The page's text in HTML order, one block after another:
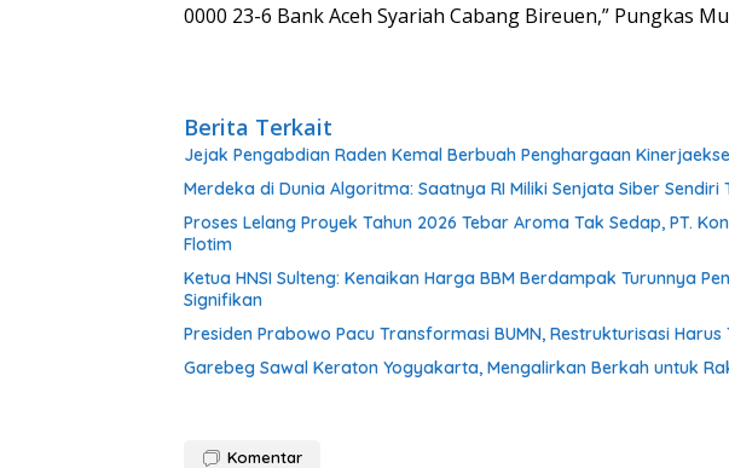
0000 23-6 Bank Aceh Syariah Cabang Bireuen,” Pungkas
Berita Terkait
Jejak Pengabdian Raden Kemal Berbuah Penghargaan
Merdeka di Dunia Algoritma: Saatnya RI Miliki Senjata Siber
Proses Lelang Proyek Tahun 2026 Tebar Aroma Tak Sedap, PT.
Flotim
Ketua HNSI Sulteng: Kenaikan Harga BBM Berdampak Turunnya
Signifikan
Presiden Prabowo Pacu Transformasi BUMN, Restrukturisasi Harus
Garebeg Sawal Keraton Yogyakarta, Mengalirkan Berkah untuk
Komentar